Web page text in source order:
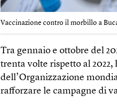
Vaccinazione contro il morbillo a
Tra gennaio e ottobre del
trenta volte rispetto al 2022,
dell’Organizzazione
rafforzare le campagne di